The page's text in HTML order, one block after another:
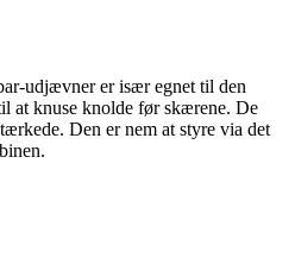
udjævner er især egnet til den
at knuse knolde før skærene. De
Den er nem at styre via det